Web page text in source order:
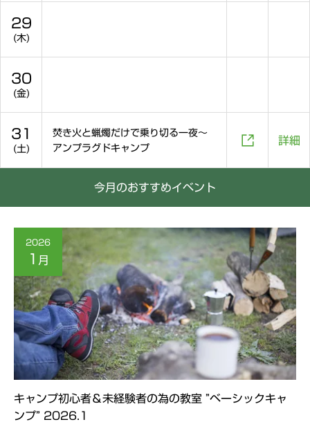
29
(木)
30
(金)
31
(土)
焚き火と蝋燭だけで乗り切る一夜～
アンプラグドキャンプ
 詳細
今月のおすすめイベント
2026
1 月
キャンプ初心者＆未経験者の為の教室 ”ベーシックキャ
ンプ” 2026.1